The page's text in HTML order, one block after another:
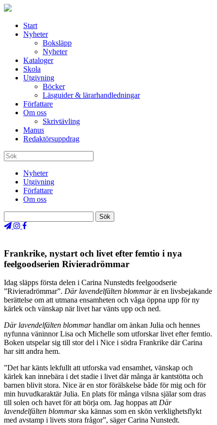
Start
Nyheter
Boksläpp
Nyheter
Kataloger
Skola
Utgivning
Böcker
Läsguider & lärarhandledningar
Författare
Om oss
Skrivtävling
Manus
Redaktörsuppdrag
Nyheter
Utgivning
Författare
Om oss
Frankrike, nystart och livet efter femtio i nya
feelgoodserien Rivieradrömmar
Idag släpps första delen i Carina Nunstedts feelgoodserie
”Rivieradrömmar”. Där lavendelfälten blommarär en livsbejakande
berättelse om att utmana ensamheten och våga öppna upp för ny
kärlek och vänskap när livet har vänts upp och ned.
Där lavendelfälten blommarhandlar om änkan Julia och hennes
nyfunna väninnor Lisa och Michelle som utforskar livet efter femtio.
Boken utspelar sig till stor del i Nice i södra Frankrike där Carina
har sitt andra hem.
”Det har känts lekfullt att utforska vad ensamhet, vänskap och
kärlek kan innebära i det stadie i livet där många är kantstötta och
barnen blivit stora. Nice är en stor förälskelse både för mig och för
min huvudkaraktär Julia. En plats för många vilsna själar som dras
till solen och havet för att börja om. Jag hoppas attDär
lavendelfälten blommarska kännas som en skön verklighetsflykt
med avstamp i livets stora frågor”, säger Carina Nunstedt.